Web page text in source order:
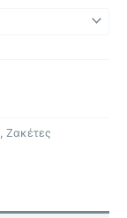
Ζακέτες